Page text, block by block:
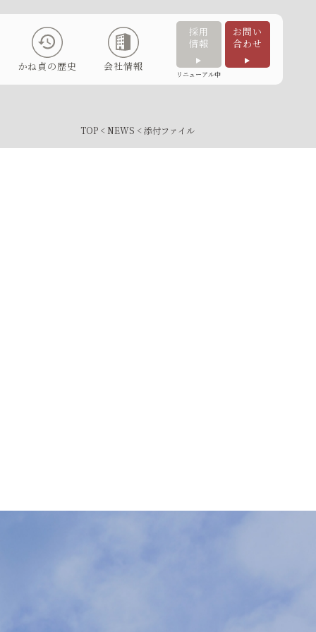
かね貞の歴史 会社情報
採用
情報
リニューアル中
お問い
合わせ
TOP < NEWS < 添付ファイル